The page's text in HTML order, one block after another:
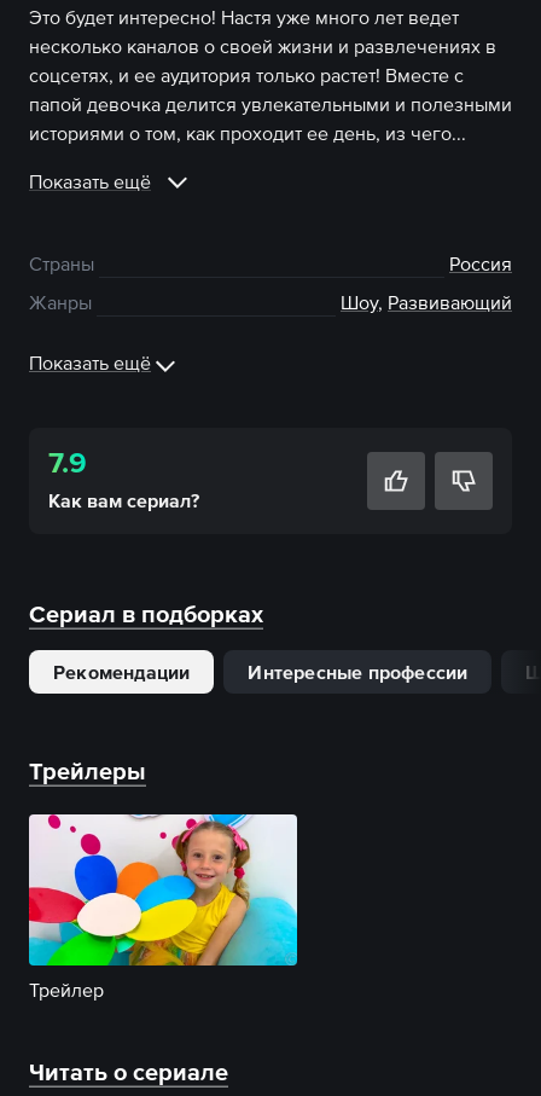
Это будет интересно! Настя уже много лет ведет
несколько каналов о своей жизни и развлечениях в
соцсетях, и ее аудитория только растет! Вместе с
папой девочка делится увлекательными и полезными
историями о том, как проходит ее день, из чего...
Показать ещё
Страны
Россия
Жанры
Шоу, Развивающий
Показать ещё
7.9
Как вам сериал?
Сериал в подборках
Рекомендации Интересные профессии
Трейлеры
Трейлер
Читать о сериале